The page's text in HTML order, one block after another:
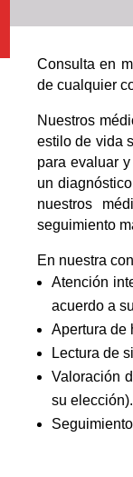
Consulta en
de cualquier
Nuestros
estilo de vida
para evaluar
un
nuestros
seguimiento
En nuestra
Atención
acuerdo a
Apertura de
Lectura de
Valoración
su elección).